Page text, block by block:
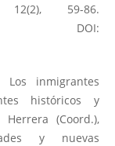
59-86.
inmigrantes
históricos y
(Coord.),
y nuevas